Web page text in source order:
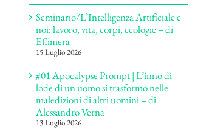
Seminario/L’Intelligenza Artificiale e
noi: lavoro, vita, corpi, ecologie – di
Effimera
15 Luglio 2026
#01 Apocalypse Prompt | L’inno di
lode di un uomo si trasformò nelle
maledizioni di altri uomini – di
Alessandro Verna
13 Luglio 2026